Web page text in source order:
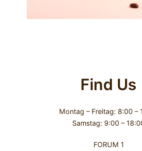
Find Us
Montag – Freitag: 8:00 –
Samstag: 9:00 –
FORUM 1